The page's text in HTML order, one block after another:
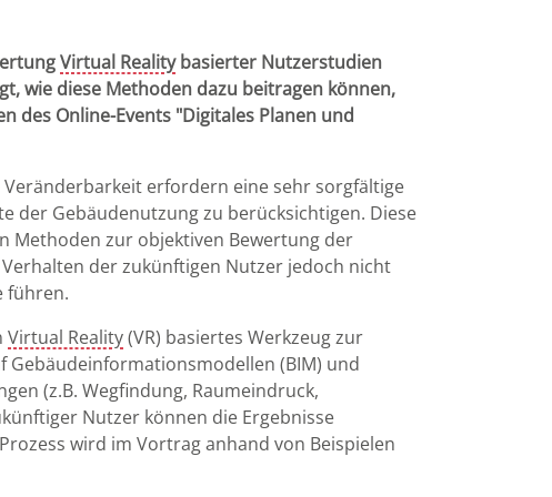
Virtual Realitybasierter Nutzerstudien
wie diese Methoden dazu beitragen können,
des Online-Events "Digitales Planen und
erfordern eine sehr sorgfältige
der Gebäudenutzung zu berücksichtigen. Diese
Methoden zur objektiven Bewertung der
der zukünftigen Nutzer jedoch nicht
führen.
Virtual Reality(VR) basiertes Werkzeug zur
(BIM) und
(z.B. Wegfindung, Raumeindruck,
Nutzer können die Ergebnisse
wird im Vortrag anhand von Beispielen